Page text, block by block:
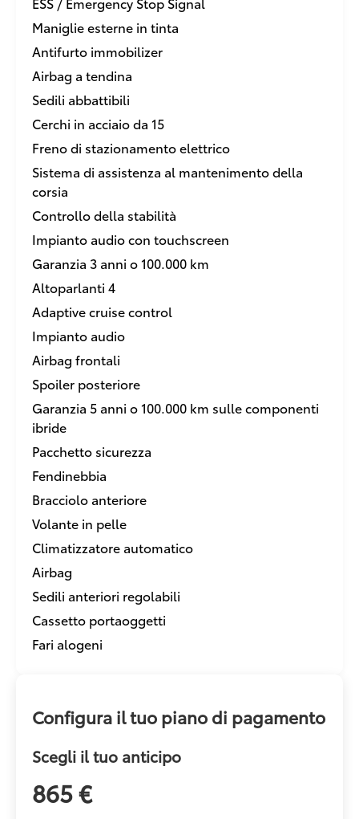
Maniglie esterne in tinta
Antifurto immobilizer
Airbag a tendina
Sedili abbattibili
Cerchi in acciaio da 15
Freno di stazionamento elettrico
Sistema di assistenza al mantenimento della
corsia
Controllo della stabilità
Impianto audio con touchscreen
Garanzia 3 anni o 100.000 km
Altoparlanti 4
Adaptive cruise control
Impianto audio
Airbag frontali
Spoiler posteriore
Garanzia 5 anni o 100.000 km sulle componenti
ibride
Pacchetto sicurezza
Fendinebbia
Bracciolo anteriore
Volante in pelle
Climatizzatore automatico
Airbag
Sedili anteriori regolabili
Cassetto portaoggetti
Fari alogeni
Configura il tuo piano di pagamento
Scegli il tuo anticipo
865 €